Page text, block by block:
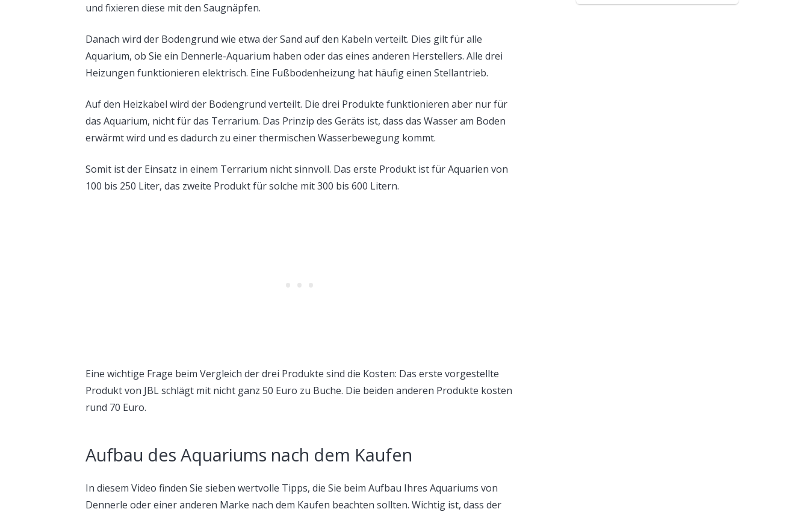
und fixieren diese mit den Saugnäpfen.
Danach wird der Bodengrund wie etwa der Sand auf den Kabeln verteilt. Dies gilt für alle
Aquarium, ob Sie ein Dennerle-Aquarium haben oder das eines anderen Herstellers. Alle drei
Heizungen funktionieren elektrisch. Eine Fußbodenheizung hat häufig einen Stellantrieb.
Auf den Heizkabel wird der Bodengrund verteilt. Die drei Produkte funktionieren aber nur für
das Aquarium, nicht für das Terrarium. Das Prinzip des Geräts ist, dass das Wasser am Boden
erwärmt wird und es dadurch zu einer thermischen Wasserbewegung kommt.
Somit ist der Einsatz in einem Terrarium nicht sinnvoll. Das erste Produkt ist für Aquarien von
100 bis 250 Liter, das zweite Produkt für solche mit 300 bis 600 Litern.
Eine wichtige Frage beim Vergleich der drei Produkte sind die Kosten: Das erste vorgestellte
Produkt von JBL schlägt mit nicht ganz 50 Euro zu Buche. Die beiden anderen Produkte kosten
rund 70 Euro.
Aufbau des Aquariums nach dem Kaufen
In diesem Video finden Sie sieben wertvolle Tipps, die Sie beim Aufbau Ihres Aquariums von
Dennerle oder einer anderen Marke nach dem Kaufen beachten sollten. Wichtig ist, dass der